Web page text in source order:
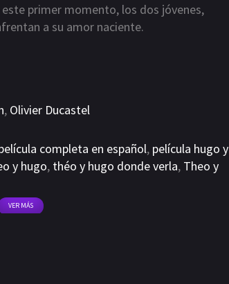
primer momento, los dos jóvenes,
a su amor naciente.
, Olivier Ducastel
completa en español, película hugo y
y hugo, théo y hugo donde verla, Theo y
VER MÁS